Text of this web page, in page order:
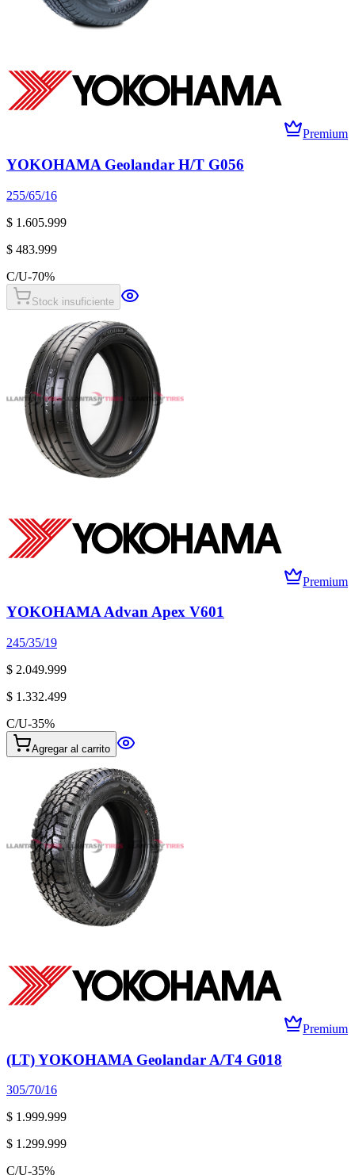
Premium
YOKOHAMA Geolandar H/T G056
255/65/16
$ 1.605.999
$ 483.999
C/U-70%
Stock insuficiente
Premium
YOKOHAMA Advan Apex V601
245/35/19
$ 2.049.999
$ 1.332.499
C/U-35%
Agregar al carrito
Premium
(LT) YOKOHAMA Geolandar A/T4 G018
305/70/16
$ 1.999.999
$ 1.299.999
C/U-35%